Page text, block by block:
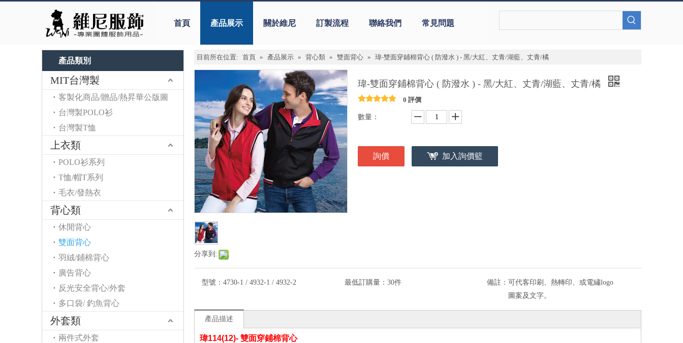
首頁 產品展示 關於維尼 訂製流程 聯絡我們 常見問題
產品類別
MIT台灣製
客製化商品/贈品/熱昇華公版圖
台灣製POLO衫
台灣製T恤
上衣類
POLO衫系列
T恤/帽T系列
毛衣/發熱衣
背心類
休閒背心
雙面背心
羽絨/鋪棉背心
廣告背心
反光安全背心/外套
多口袋/ 釣魚背心
外套類
兩件式外套
目前所在位置: 首頁 » 產品展示 » 背心類 » 雙面背心 » 瑋-雙面穿鋪棉背心 ( 防潑水 ) - 黑/大紅、丈青/湖藍、丈青/橘
分享到:
瑋-雙面穿鋪棉背心 ( 防潑水 ) - 黑/大紅、丈青/湖藍、丈青/橘
0 評價
數量：
詢價 加入詢價籃
型號： 4730-1 / 4932-1 / 4932-2 最低訂購量： 30件 備註： 可代客印刷、熱轉印、或電繡logo
圖案及文字。
產品描述
瑋114(12)- 雙面穿鋪棉背心